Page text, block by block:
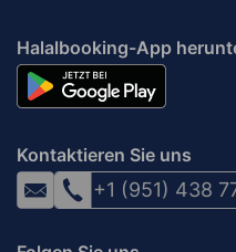
Halalbooking-App
Kontaktieren Sie uns
+1 (951) 438